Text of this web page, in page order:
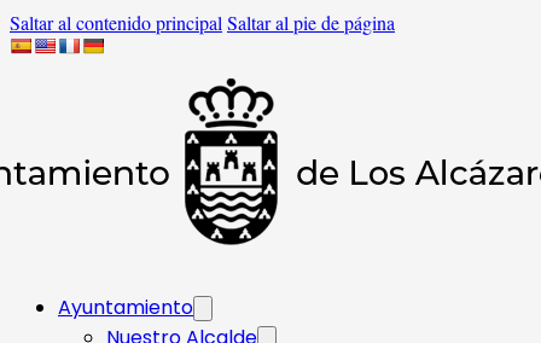
Saltar al contenido principal Saltar al pie de página
Ayuntamiento